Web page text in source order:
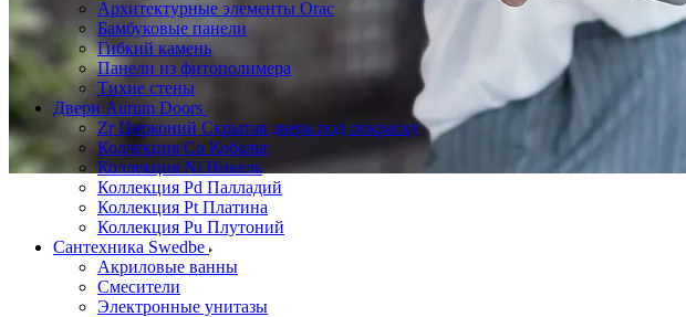
Архитектурные элементы Orac
Бамбуковые панели
Гибкий камень
Панели из фитополимера
Тихие стены
Двери Aurum Doors
Zr Цирконий Скрытая дверь под покраску
Коллекция Co Кобальт
Коллекция Ni Никель
Коллекция Pd Палладий
Коллекция Pt Платина
Коллекция Pu Плутоний
Сантехника Swedbe
Акриловые ванны
Смесители
Электронные унитазы